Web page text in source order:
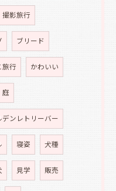
撮影旅行
ブリード
旅行 かわいい
庭
ンレトリーバー
寝姿 犬種
見学 販売